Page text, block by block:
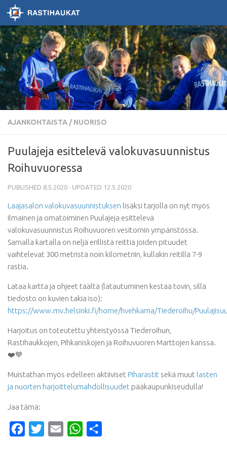
Skip to content
AJANKOHTAISTA / NUORISO
Puulajeja esittelevä valokuvasuunnistus
Roihuvuoressa
PUBLISHED 8.5.2020 · UPDATED 12.5.2020
Laajasalon valokuvasuunnistuksen lisäksi tarjolla on nyt myös
ilmainen ja omatoiminen Puulajeja esittelevä
valokuvasuunnistus Roihuvuoren vesitornin ympäristössä.
Samalla kartalla on neljä erillistä reittiä joiden pituudet
vaihtelevat 300 metristä noin kilometriin, kullakin reitillä 7-9
rastia.
Lataa kartta ja ohjeet täältä (latautuminen kestää tovin, sillä
tiedosto on kuvien takia iso):
https://www.mv.helsinki.fi/home/hvehkama/Tiederoihu/
Harjoitus on toteutettu yhteistyössä Tiederoihun,
Rastihaukkojen, Pihkaniskojen ja Roihuvuoren Marttojen kanssa.
❤️💙
Muistathan myös edelleen aktiiviset Piharastit sekä muut lasten
ja nuorten harjoittelumahdollisuudet pääkaupunkiseudulla!
Jaa tämä:
FacebookTwitterEmail WhatsApp